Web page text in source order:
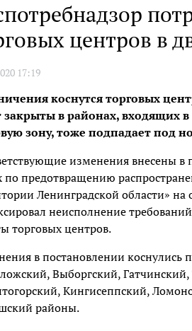
центров в
17:19
коснутся торговых
закрыты в районах, входящих
зону, тоже подпадает под
изменения внесены в
по предотвращению
Ленинградской области»
неисполнение
торговых центров.
в постановлении коснулись
Выборгский,
Кингисеппский,
районы.